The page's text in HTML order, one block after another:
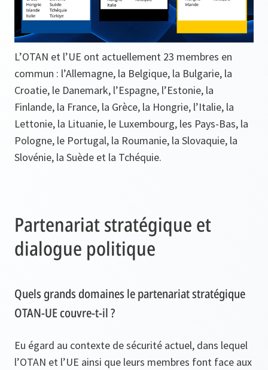
L’OTAN et l’UE ont actuellement 23 membres en
commun : l’Allemagne, la Belgique, la Bulgarie, la
Croatie, le Danemark, l’Espagne, l’Estonie, la
Finlande, la France, la Grèce, la Hongrie, l’Italie, la
Lettonie, la Lituanie, le Luxembourg, les Pays-Bas, la
Pologne, le Portugal, la Roumanie, la Slovaquie, la
Slovénie, la Suède et la Tchéquie.
Partenariat stratégique et
dialogue politique
Quels grands domaines le partenariat stratégique
OTAN-UE couvre-t-il ?
Eu égard au contexte de sécurité actuel, dans lequel
l’OTAN et l’UE ainsi que leurs membres font face aux